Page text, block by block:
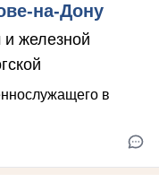
на-Дону
железной